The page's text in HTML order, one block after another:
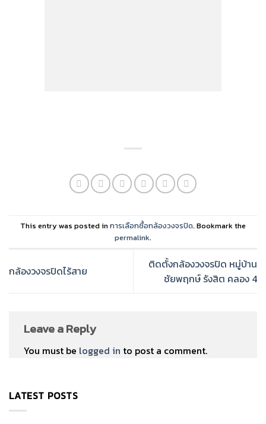
This entry was posted inการเลือกซื้อกล้องวงจรปิด. Bookmark the
permalink.
กล้องวงจรปิดไร้สาย
ติดตั้งกล้องวงจรปิด หมู่บ้าน
ชัยพฤกษ์ รังสิต คลอง 4
Leave a Reply
You must be logged in to post a comment.
LATEST POSTS